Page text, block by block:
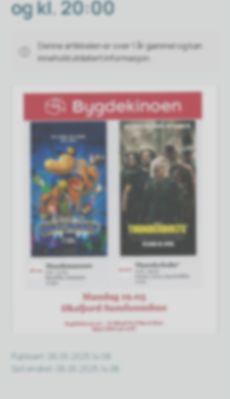
og kl. 20:00
Denne artikkelen er over 1 år gammel og kan
innehold utdatert informasjon.
Publisert
06.05.2025 14:08
Sist endret
06.05.2025 14:08